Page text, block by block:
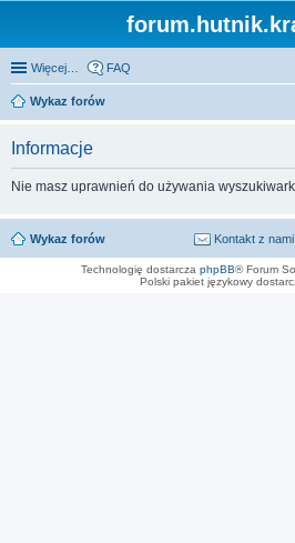
Więcej… FAQ
Wykaz forów
Informacje
Nie masz uprawnień do używania
Wykaz forów Kontakt z nami
Technologię dostarcza phpBB® Forum
Polski pakiet językowy